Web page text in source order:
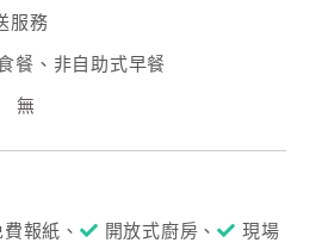
服務
餐、非自助式早餐
無
費報紙、 開放式廚房、
現場